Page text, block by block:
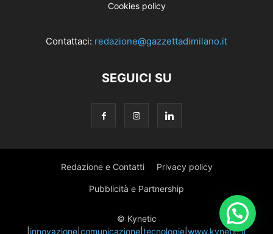
Cookies policy
Contattaci: redazione@gazzettadimilano.it
SEGUICI SU
Redazione e Contatti Privacy policy
Pubblicità e Partnership
© Kynetic
innovazione comunicazione tecnologie www.kynetic.it